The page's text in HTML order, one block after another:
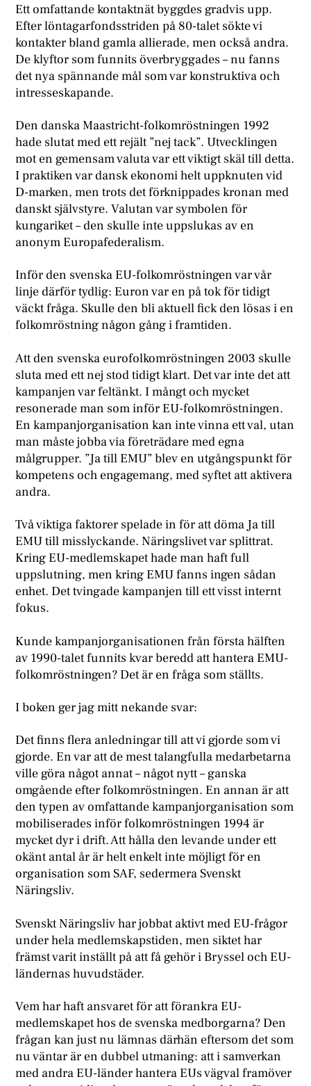
Ett omfattande kontaktnät byggdes gradvis upp.
Efter löntagarfondsstriden på 80-talet sökte vi
kontakter bland gamla allierade, men också andra.
De klyftor som funnits överbryggades – nu fanns
det nya spännande mål som var konstruktiva och
intresseskapande.
Den danska Maastricht-folkomröstningen 1992
hade slutat med ett rejält ”nej tack”. Utvecklingen
mot en gemensam valuta var ett viktigt skäl till detta.
I praktiken var dansk ekonomi helt uppknuten vid
D-marken, men trots det förknippades kronan med
danskt självstyre. Valutan var symbolen för
kungariket – den skulle inte uppslukas av en
anonym Europafederalism.
Inför den svenska EU-folkomröstningen var vår
linje därför tydlig: Euron var en på tok för tidigt
väckt fråga. Skulle den bli aktuell fick den lösas i en
folkomröstning någon gång i framtiden.
Att den svenska eurofolkomröstningen 2003 skulle
sluta med ett nej stod tidigt klart. Det var inte det att
kampanjen var feltänkt. I mångt och mycket
resonerade man som inför EU-folkomröstningen.
En kampanjorganisation kan inte vinna ett val, utan
man måste jobba via företrädare med egna
målgrupper. ”Ja till EMU” blev en utgångspunkt för
kompetens och engagemang, med syftet att aktivera
andra.
Två viktiga faktorer spelade in för att döma Ja till
EMU till misslyckande. Näringslivet var splittrat.
Kring EU-medlemskapet hade man haft full
uppslutning, men kring EMU fanns ingen sådan
enhet. Det tvingade kampanjen till ett visst internt
fokus.
Kunde kampanjorganisationen från första hälften
av 1990-talet funnits kvar beredd att hantera EMU-
folkomröstningen? Det är en fråga som ställts.
I boken ger jag mitt nekande svar:
Det finns flera anledningar till att vi gjorde som vi
gjorde. En var att de mest talangfulla medarbetarna
ville göra något annat – något nytt – ganska
omgående efter folkomröstningen. En annan är att
den typen av omfattande kampanjorganisation som
mobiliserades inför folkomröstningen 1994 är
mycket dyr i drift. Att hålla den levande under ett
okänt antal år är helt enkelt inte möjligt för en
organisation som SAF, sedermera Svenskt
Näringsliv.
Svenskt Näringsliv har jobbat aktivt med EU-frågor
under hela medlemskapstiden, men siktet har
främst varit inställt på att få gehör i Bryssel och EU-
ländernas huvudstäder.
Vem har haft ansvaret för att förankra EU-
medlemskapet hos de svenska medborgarna? Den
frågan kan just nu lämnas därhän eftersom det som
nu väntar är en dubbel utmaning: att i samverkan
med andra EU-länder hantera EUs vägval framöver